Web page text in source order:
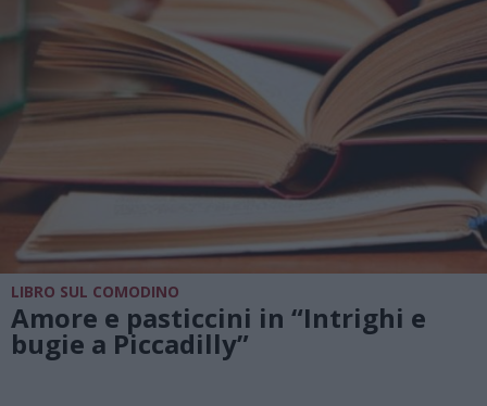
LIBRO SUL COMODINO
Amore e pasticcini in “Intrighi e
bugie a Piccadilly”